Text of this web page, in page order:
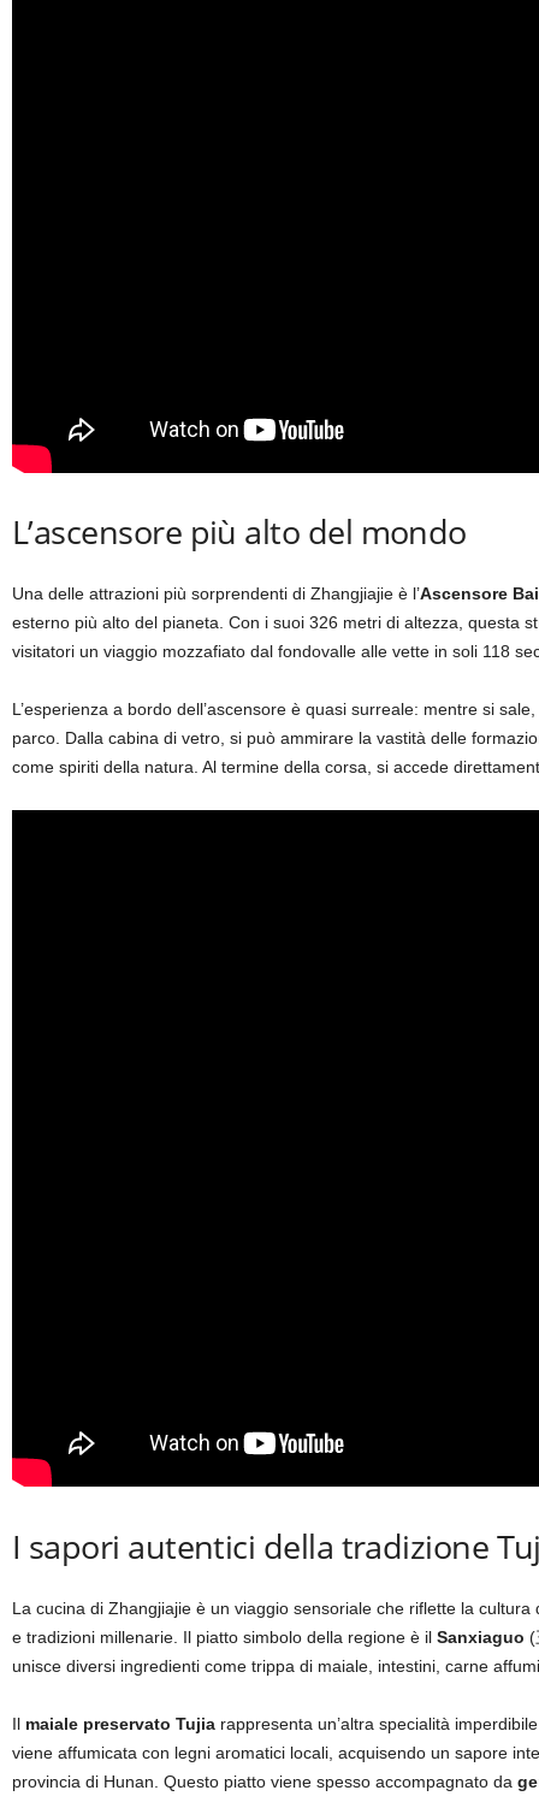
L’ascensore più alto del mondo
Una delle attrazioni più sorprendenti di Zhangjiajie è l’Ascensore
esterno più alto del pianeta. Con i suoi 326 metri di altezza, questa
visitatori un viaggio mozzafiato dal fondovalle alle vette in soli 118
L’esperienza a bordo dell’ascensore è quasi surreale: mentre si
parco. Dalla cabina di vetro, si può ammirare la vastità delle
come spiriti della natura. Al termine della corsa, si accede
I sapori autentici della tradizione
La cucina di Zhangjiajie è un viaggio sensoriale che riflette la
e tradizioni millenarie. Il piatto simbolo della regione è il Sanxiaguo (
unisce diversi ingredienti come trippa di maiale, intestini, carne
Il maiale preservato Tujia rappresenta un’altra specialità
viene affumicata con legni aromatici locali, acquisendo un sapore
provincia di Hunan. Questo piatto viene spesso accompagnato da